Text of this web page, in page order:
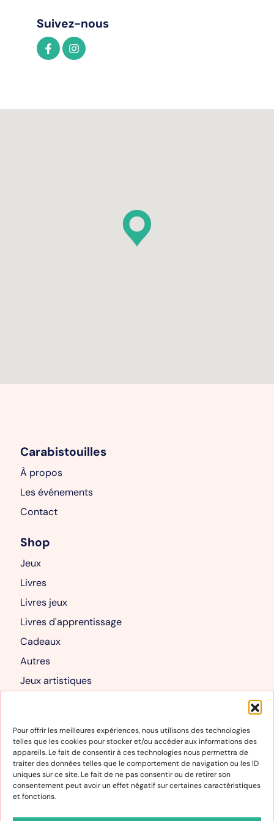
Pour offrir les meilleures expériences, nous utilisons des technologies
telles que les cookies pour stocker et/ou accéder aux informations des
appareils. Le fait de consentir à ces technologies nous permettra de
traiter des données telles que le comportement de navigation ou les ID
uniques sur ce site. Le fait de ne pas consentir ou de retirer son
consentement peut avoir un effet négatif sur certaines caractéristiques
et fonctions.
Suivez-nous
Carabistouilles
À propos
Les événements
Contact
Shop
Jeux
Livres
Livres jeux
Livres d'apprentissage
Cadeaux
Autres
Jeux artistiques
Mon compte
Mon compte
Panier
Informations